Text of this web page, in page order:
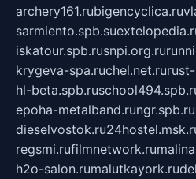
archery161.rubigencyclica.ru
sarmiento.spb.su
iskatour.spb.rusnpi.org.ru
krygeva-spa.ruchel.net.ru
hl-beta.spb.ru
epoha-metalband.rungr.spb.ru
dieselvostok.ru
regsmi.rufilmnetwork.ru
h2o-salon.rumalutkayork.ru